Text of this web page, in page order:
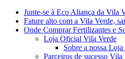
Junte-se à Eco Aliança da Vila
Fature alto com a Vila Verde,
Onde Comprar Fertilizantes e
Loja Oficial Vila Verde
Sobre a nossa
Parceiros de sucesso Vila